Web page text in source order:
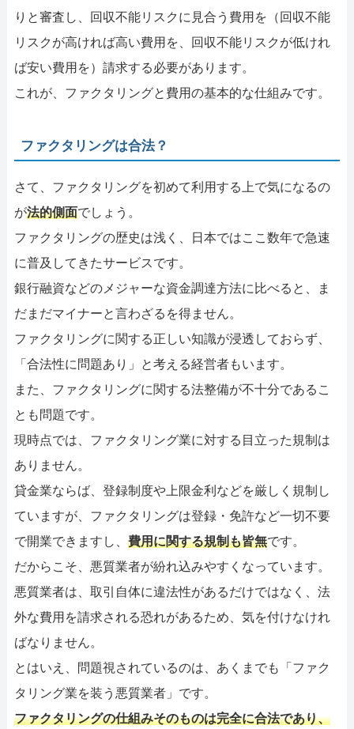
りと審査し、回収不能リスクに見合う費用を（回収不能
リスクが高ければ高い費用を、回収不能リスクが低けれ
ば安い費用を）請求する必要があります。
これが、ファクタリングと費用の基本的な仕組みです。
ファクタリングは合法？
さて、ファクタリングを初めて利用する上で気になるの
が法的側面でしょう。
ファクタリングの歴史は浅く、日本ではここ数年で急速
に普及してきたサービスです。
銀行融資などのメジャーな資金調達方法に比べると、ま
だまだマイナーと言わざるを得ません。
ファクタリングに関する正しい知識が浸透しておらず、
「合法性に問題あり」と考える経営者もいます。
また、ファクタリングに関する法整備が不十分であるこ
とも問題です。
現時点では、ファクタリング業に対する目立った規制は
ありません。
貸金業ならば、登録制度や上限金利などを厳しく規制し
ていますが、ファクタリングは登録・免許など一切不要
で開業できますし、 費用に関する規制も皆無です。
だからこそ、悪質業者が紛れ込みやすくなっています。
悪質業者は、取引自体に違法性があるだけではなく、法
外な費用を請求される恐れがあるため、気を付けなけれ
ばなりません。
とはいえ、問題視されているのは、あくまでも「ファク
タリング業を装う悪質業者」です。
ファクタリングの仕組みそのものは完全に合法であり、